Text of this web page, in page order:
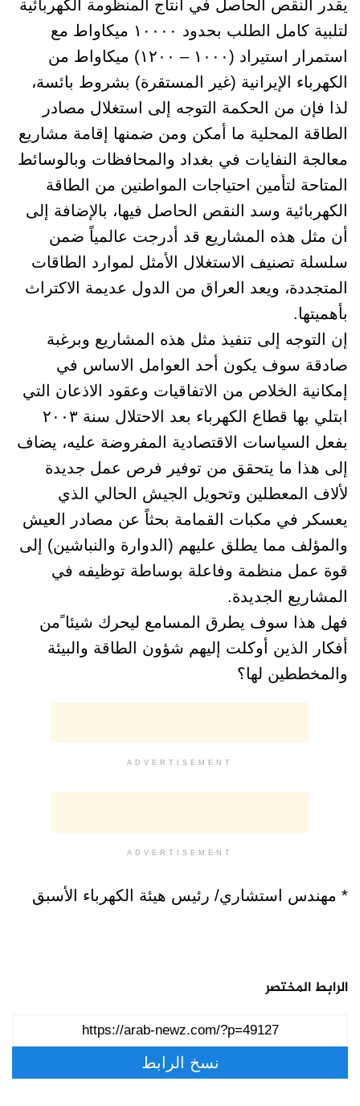
يقدر النقص الحاصل في انتاج المنظومة الكهربائية
لتلبية كامل الطلب بحدود ١٠٠٠٠ ميكاواط مع
استمرار استيراد (١٠٠٠ – ١٢٠٠) ميكاواط من
الكهرباء الإيرانية (غير المستقرة) بشروط بائسة،
لذا فإن من الحكمة التوجه إلى استغلال مصادر
الطاقة المحلية ما أمكن ومن ضمنها إقامة مشاريع
معالجة النفايات في بغداد والمحافظات وبالوسائط
المتاحة لتأمين احتياجات المواطنين من الطاقة
الكهربائية وسد النقص الحاصل فيها، بالإضافة إلى
أن مثل هذه المشاريع قد أدرجت عالمياً ضمن
سلسلة تصنيف الاستغلال الأمثل لموارد الطاقات
المتجددة، ويعد العراق من الدول عديمة الاكتراث
بأهميتها.
إن التوجه إلى تنفيذ مثل هذه المشاريع وبرغبة
صادقة سوف يكون أحد العوامل الاساس في
إمكانية الخلاص من الاتفاقيات وعقود الاذعان التي
ابتلي بها قطاع الكهرباء بعد الاحتلال سنة ٢٠٠٣
بفعل السياسات الاقتصادية المفروضة عليه، يضاف
إلى هذا ما يتحقق من توفير فرص عمل جديدة
لألاف المعطلين وتحويل الجيش الحالي الذي
يعسكر في مكبات القمامة بحثاً عن مصادر العيش
والمؤلف مما يطلق عليهم (الدوارة والنباشين) إلى
قوة عمل منظمة وفاعلة بوساطة توظيفه في
المشاريع الجديدة.
فهل هذا سوف يطرق المسامع ليحرك شيئا ًمن
أفكار الذين أوكلت إليهم شؤون الطاقة والبيئة
والمخططين لها؟
ADVERTISEMENT
ADVERTISEMENT
* مهندس استشاري/ رئيس هيئة الكهرباء الأسبق
الرابط المختصر
نسخ الرابط